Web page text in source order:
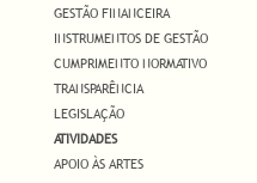
GESTÃO FINANCEIRA
INSTRUMENTOS DE GESTÃO
CUMPRIMENTO NORMATIVO
TRANSPARÊNCIA
LEGISLAÇÃO
ATIVIDADES
APOIO ÀS ARTES